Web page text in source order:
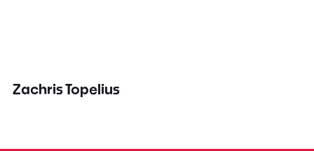
Zachris Topelius